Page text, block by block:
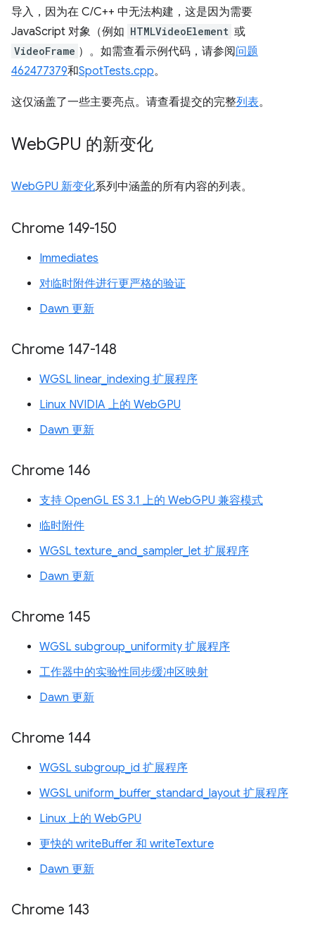
导入，因为在 C/C++ 中无法构建，这是因为需要
JavaScript 对象（例如 HTMLVideoElement 或
VideoFrame ）。如需查看示例代码，请参阅问题
462477379和SpotTests.cpp。
这仅涵盖了一些主要亮点。请查看提交的完整列表。
WebGPU 的新变化
WebGPU 新变化系列中涵盖的所有内容的列表。
Chrome 149-150
Immediates
对临时附件进行更严格的验证
Dawn 更新
Chrome 147-148
WGSL linear_indexing 扩展程序
Linux NVIDIA 上的 WebGPU
Dawn 更新
Chrome 146
支持 OpenGL ES 3.1 上的 WebGPU 兼容模式
临时附件
WGSL texture_and_sampler_let 扩展程序
Dawn 更新
Chrome 145
WGSL subgroup_uniformity 扩展程序
工作器中的实验性同步缓冲区映射
Dawn 更新
Chrome 144
WGSL subgroup_id 扩展程序
WGSL uniform_buffer_standard_layout 扩展程序
Linux 上的 WebGPU
更快的 writeBuffer 和 writeTexture
Dawn 更新
Chrome 143